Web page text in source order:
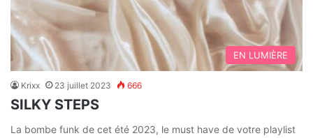
EN LUMIÈRE
Krixx 23 juillet 2023 666
SILKY STEPS
La bombe funk de cet été 2023, le must have de votre playlist